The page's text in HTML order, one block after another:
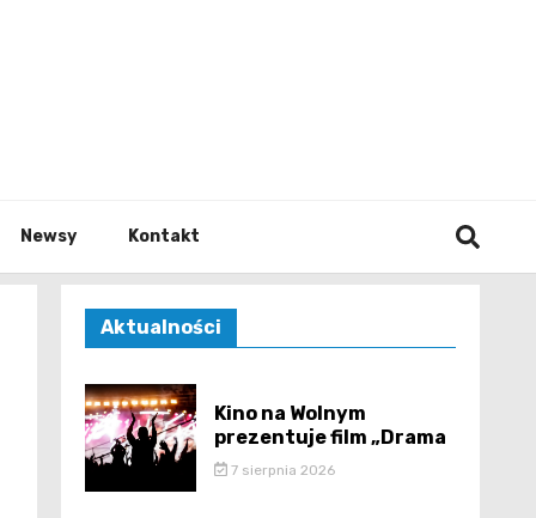
Newsy Kontakt
Aktualności
Kino na Wolnym
prezentuje film „Drama
7 sierpnia 2026